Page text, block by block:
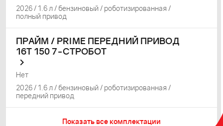
2026 / 1.6 л / бензиновый / роботизированная /
полный привод
ПРАЙМ / PRIME ПЕРЕДНИЙ ПРИВОД
16Т 150 7-СТРОБОТ
2026 / 1.6 л / бензиновый / роботизированная /
передний привод
Нет
Показать все комплектации